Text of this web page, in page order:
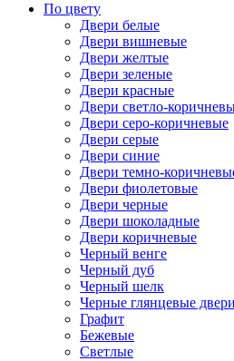
По цвету
Двери белые
Двери вишневые
Двери желтые
Двери зеленые
Двери красные
Двери светло-
Двери серо-коричневые
Двери серые
Двери синие
Двери темно-
Двери фиолетовые
Двери черные
Двери шоколадные
Двери коричневые
Черный венге
Черный дуб
Черный шелк
Черные глянцевые двери
Графит
Бежевые
Светлые